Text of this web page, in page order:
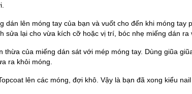
dán lên móng tay của bạn và vuốt cho đến khi móng tay
sửa lại cho vừa kích cỡ hoặc vị trí, bóc nhẹ miếng dán ra
thừa của miếng dán sát với mép móng tay. Dùng giũa
ra khỏi móng.
lên các móng, đợi khô. Vậy là bạn đã xong kiểu nail